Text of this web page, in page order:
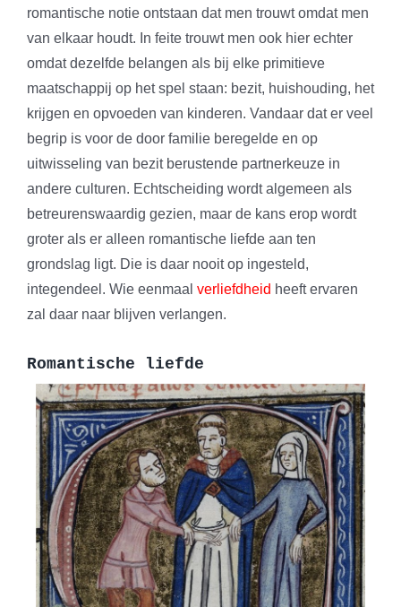
romantische notie ontstaan dat men trouwt omdat men
van elkaar houdt. In feite trouwt men ook hier echter
omdat dezelfde belangen als bij elke primitieve
maatschappij op het spel staan: bezit, huishouding, het
krijgen en opvoeden van kinderen. Vandaar dat er veel
begrip is voor de door familie beregelde en op
uitwisseling van bezit berustende partnerkeuze in
andere culturen. Echtscheiding wordt algemeen als
betreurenswaardig gezien, maar de kans erop wordt
groter als er alleen romantische liefde aan ten
grondslag ligt. Die is daar nooit op ingesteld,
integendeel. Wie eenmaal verliefdheid heeft ervaren
zal daar naar blijven verlangen.
Romantische liefde